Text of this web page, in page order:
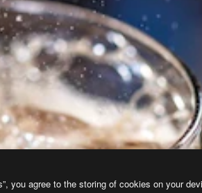
you agree to the storing of cookies on your